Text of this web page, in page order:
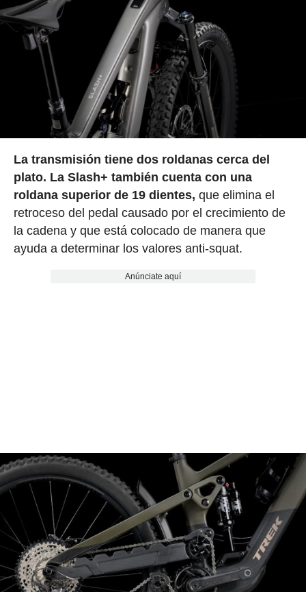
La transmisión tiene dos roldanas cerca del
plato. La Slash+ también cuenta con una
roldana superior de 19 dientes, que elimina el
retroceso del pedal causado por el crecimiento de
la cadena y que está colocado de manera que
ayuda a determinar los valores anti-squat.
Anúnciate aquí